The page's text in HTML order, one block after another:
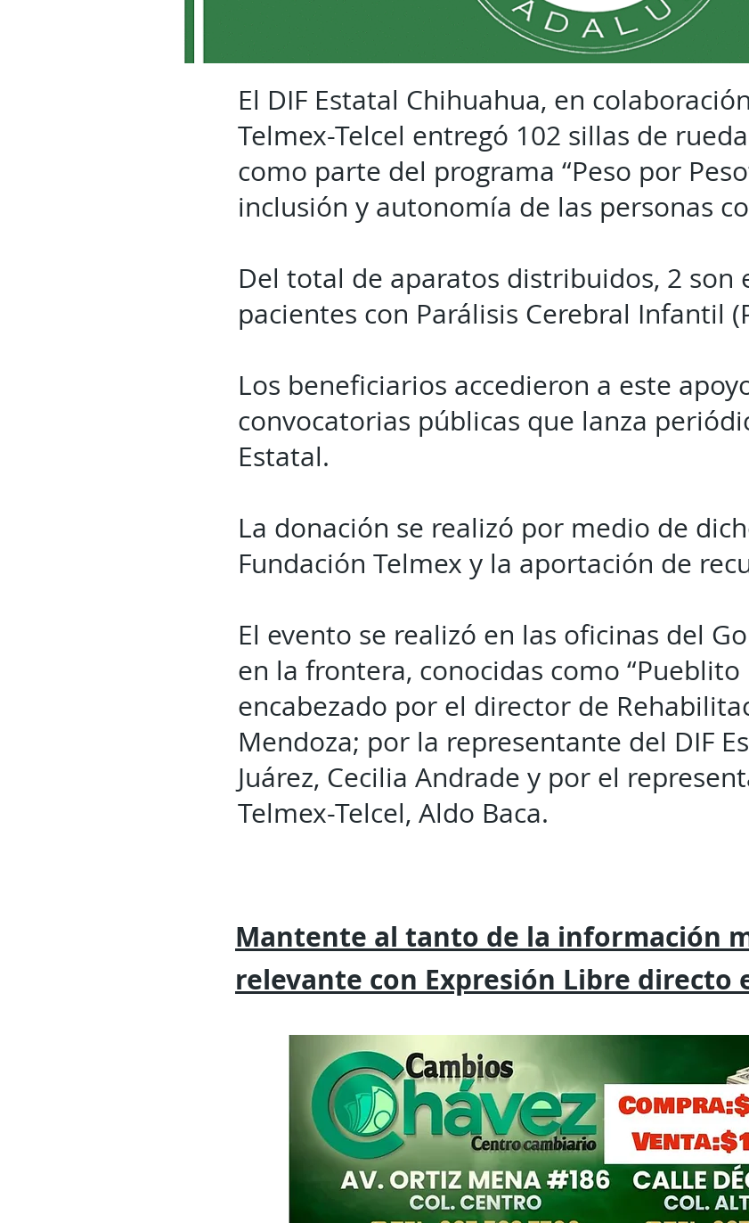
El DIF Estatal Chihuahua, en
Telmex-Telcel entregó 102 sillas de
como parte del programa “Peso por
inclusión y autonomía de las personas
Del total de aparatos distribuidos, 2 son
pacientes con Parálisis Cerebral Infantil
Los beneficiarios accedieron a este
convocatorias públicas que lanza
Estatal.
La donación se realizó por medio de
Fundación Telmex y la aportación de
El evento se realizó en las oficinas del
en la frontera, conocidas como “Pueblito
encabezado por el director de
Mendoza; por la representante del DIF
Juárez, Cecilia Andrade y por el
Telmex-Telcel, Aldo Baca.
Mantente al tanto de la información
relevante con Expresión Libre directo